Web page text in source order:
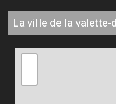
la ville de la valette-